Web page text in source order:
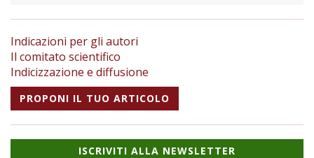
Indicazioni per gli autori
Il comitato scientifico
Indicizzazione e diffusione
PROPONI IL TUO ARTICOLO
ISCRIVITI ALLA NEWSLETTER